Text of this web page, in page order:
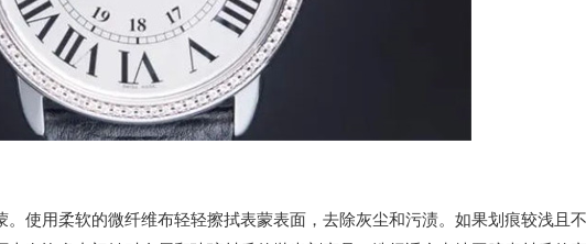
用柔软的微纤维布轻轻擦拭表蒙表面，去除灰尘和污渍。如果划痕较浅且